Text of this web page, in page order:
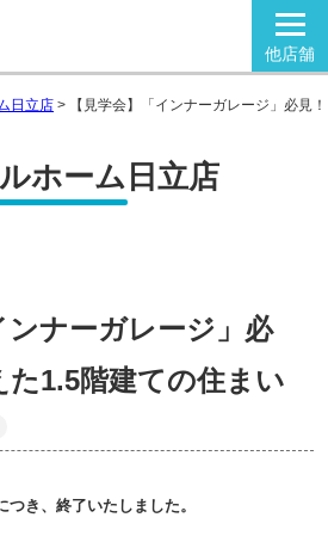
他店舗
日立店 > 【見学会】「インナーガレージ」必見！
ホーム日立店
ンナーガレージ」必
た1.5階建ての住まい
き、終了いたしました。